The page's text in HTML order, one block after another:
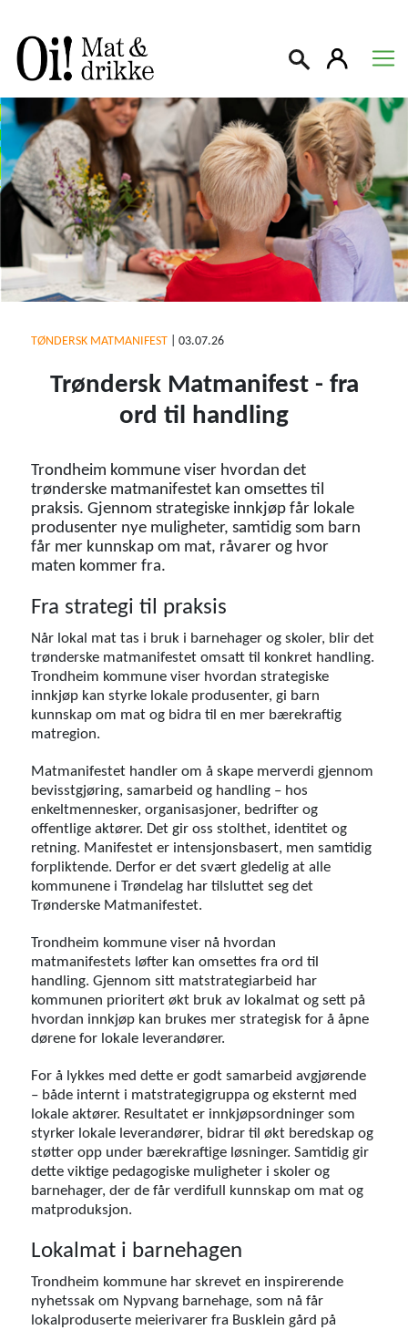
Søk
TØNDERSK MATMANIFEST |03.07.26
Trøndersk Matmanifest - fra
ord til handling
Trondheim kommune viser hvordan det
trønderske matmanifestet kan omsettes til
praksis. Gjennom strategiske innkjøp får lokale
produsenter nye muligheter, samtidig som barn
får mer kunnskap om mat, råvarer og hvor
maten kommer fra.
Fra strategi til praksis
Når lokal mat tas i bruk i barnehager og skoler, blir det
trønderske matmanifestet omsatt til konkret handling.
Trondheim kommune viser hvordan strategiske
innkjøp kan styrke lokale produsenter, gi barn
kunnskap om mat og bidra til en mer bærekraftig
matregion.
Matmanifestet handler om å skape merverdi gjennom
bevisstgjøring, samarbeid og handling – hos
enkeltmennesker, organisasjoner, bedrifter og
offentlige aktører. Det gir oss stolthet, identitet og
retning. Manifestet er intensjonsbasert, men samtidig
forpliktende. Derfor er det svært gledelig at alle
kommunene i Trøndelag har tilsluttet seg det
Trønderske Matmanifestet.
Trondheim kommune viser nå hvordan
matmanifestets løfter kan omsettes fra ord til
handling. Gjennom sitt matstrategiarbeid har
kommunen prioritert økt bruk av lokalmat og sett på
hvordan innkjøp kan brukes mer strategisk for å åpne
dørene for lokale leverandører.
For å lykkes med dette er godt samarbeid avgjørende
– både internt i matstrategigruppa og eksternt med
lokale aktører. Resultatet er innkjøpsordninger som
styrker lokale leverandører, bidrar til økt beredskap og
støtter opp under bærekraftige løsninger. Samtidig gir
dette viktige pedagogiske muligheter i skoler og
barnehager, der de får verdifull kunnskap om mat og
matproduksjon.
Lokalmat i barnehagen
Trondheim kommune har skrevet en inspirerende
nyhetssak om Nypvang barnehage, som nå får
lokalproduserte meierivarer fra Busklein gård på